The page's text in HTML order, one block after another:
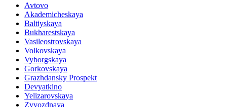
Avtovo
Akademicheskaya
Baltiyskaya
Bukharestskaya
Vasileostrovskaya
Volkovskaya
Vyborgskaya
Gorkovskaya
Grazhdansky Prospekt
Devyatkino
Yelizarovskaya
Zvyozdnaya